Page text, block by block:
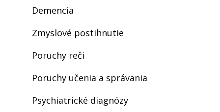
Demencia
Zmyslové postihnutie
Poruchy reči
Poruchy učenia a správania
Psychiatrické diagnózy